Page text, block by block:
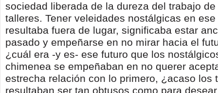
sociedad liberada de la dureza del trabajo
talleres. Tener veleidades nostálgicas en
resultaba fuera de lugar, significaba estar
pasado y empeñarse en no mirar hacia el
¿cuál era -y es- ese futuro que los
chimenea se empeñaban en no querer
estrecha relación con lo primero, ¿acaso los
resultaban ser tan obtusos como para